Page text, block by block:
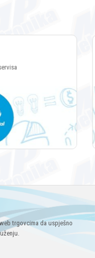
servisa
trgovcima da uspješno